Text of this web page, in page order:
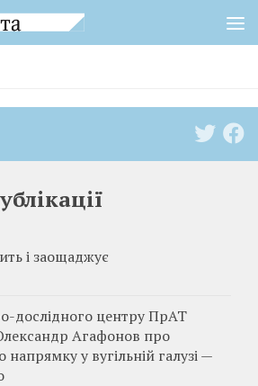
і заощаджує
дослідного ­центру ПрАТ
Агафонов про
у вугільній галузі —